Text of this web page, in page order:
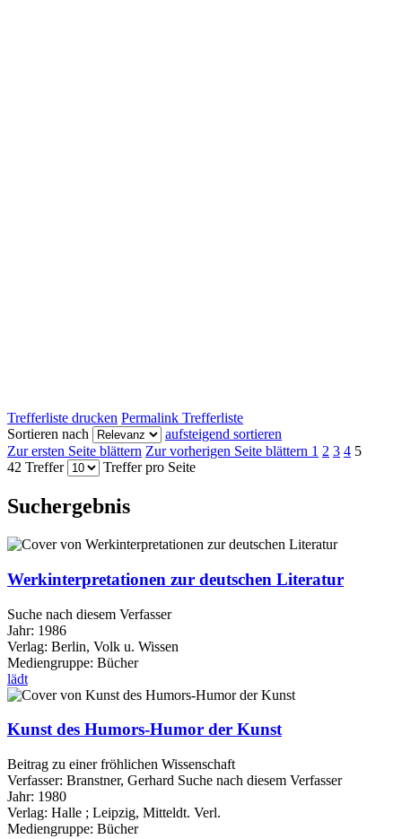
Trefferliste drucken Permalink Trefferliste
Sortieren nach
aufsteigend sortieren
Zur ersten Seite blättern Zur vorherigen Seite blättern 1 2 3 4 5
42 Treffer
Treffer pro Seite
Suchergebnis
Werkinterpretationen zur deutschen Literatur
Suche nach diesem Verfasser
Jahr: 1986
Verlag: Berlin, Volk u. Wissen
Mediengruppe: Bücher
lädt
Kunst des Humors-Humor der Kunst
Beitrag zu einer fröhlichen Wissenschaft
Verfasser: Branstner, Gerhard Suche nach diesem Verfasser
Jahr: 1980
Verlag: Halle ; Leipzig, Mitteldt. Verl.
Mediengruppe: Bücher